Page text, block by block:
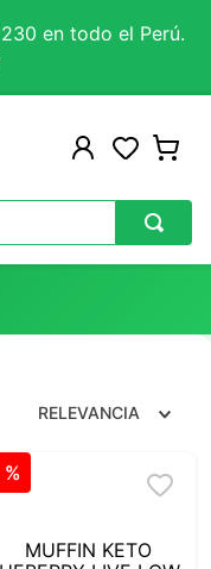
en todo el Perú.
RELEVANCIA
%